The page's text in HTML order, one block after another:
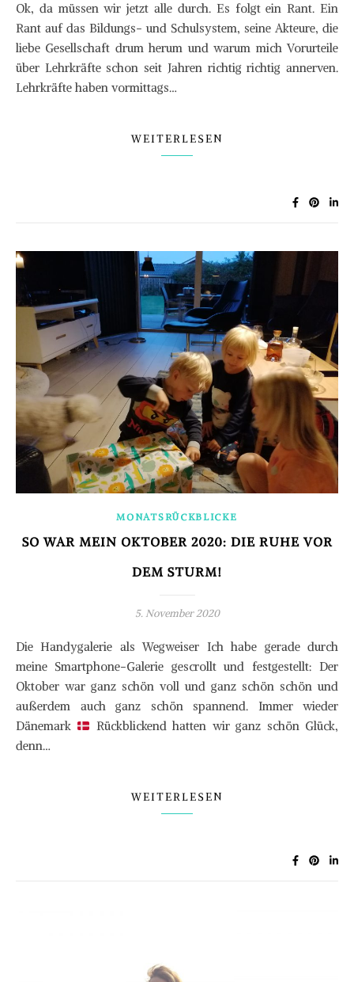
Ok, da müssen wir jetzt alle durch. Es folgt ein Rant. Ein
Rant auf das Bildungs- und Schulsystem, seine Akteure, die
liebe Gesellschaft drum herum und warum mich Vorurteile
über Lehrkräfte schon seit Jahren richtig richtig annerven.
Lehrkräfte haben vormittags…
WEITERLESEN
MONATSRÜCKBLICKE
SO WAR MEIN OKTOBER 2020: DIE RUHE VOR
DEM STURM!
5. November 2020
Die Handygalerie als Wegweiser Ich habe gerade durch
meine Smartphone-Galerie gescrollt und festgestellt: Der
Oktober war ganz schön voll und ganz schön schön und
außerdem auch ganz schön spannend. Immer wieder
Dänemark
Rückblickend hatten wir ganz schön Glück,
denn…
WEITERLESEN